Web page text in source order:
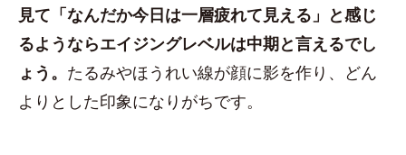
見て「なんだか今日は一層疲れて見える」と感じ
るようならエイジングレベルは中期と言えるでし
ょう。 たるみやほうれい線が顔に影を作り、どん
よりとした印象になりがちです。